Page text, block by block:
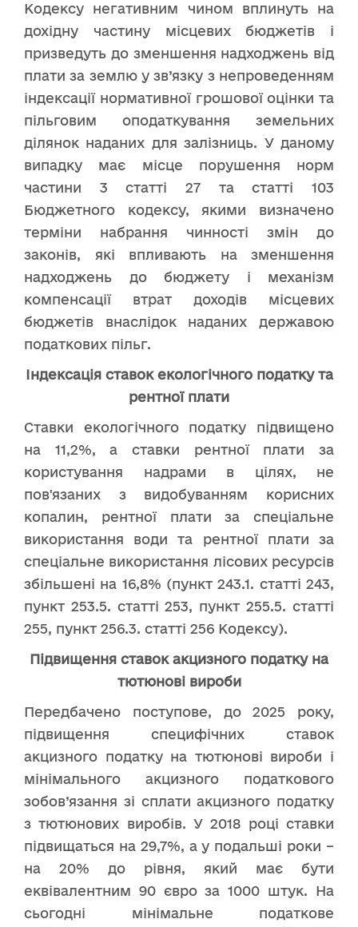
Кодексу негативним чином вплинуть на
дохідну частину місцевих бюджетів і
призведуть до зменшення надходжень від
плати за землю у зв’язку з непроведенням
індексації нормативної грошової оцінки та
пільговим оподаткування земельних
ділянок наданих для залізниць. У даному
випадку має місце порушення норм
частини 3 статті 27 та статті 103
Бюджетного кодексу, якими визначено
терміни набрання чинності змін до
законів, які впливають на зменшення
надходжень до бюджету і механізм
компенсації втрат доходів місцевих
бюджетів внаслідок наданих державою
податкових пільг.
Індексація ставок екологічного податку та
рентної плати
Ставки екологічного податку підвищено
на 11,2%, а ставки рентної плати за
користування надрами в цілях, не
пов'язаних з видобуванням корисних
копалин, рентної плати за спеціальне
використання води та рентної плати за
спеціальне використання лісових ресурсів
збільшені на 16,8% (пункт 243.1. статті 243,
пункт 253.5. статті 253, пункт 255.5. статті
255, пункт 256.3. статті 256 Кодексу).
Підвищення ставок акцизного податку на
тютюнові вироби
Передбачено поступове, до 2025 року,
підвищення специфічних ставок
акцизного податку на тютюнові вироби і
мінімального акцизного податкового
зобов’язання зі сплати акцизного податку
з тютюнових виробів. У 2018 році ставки
підвищаться на 29,7%, а у подальші роки –
на 20% до рівня, який має бути
еквівалентним 90 євро за 1000 штук. На
сьогодні мінімальне податкове